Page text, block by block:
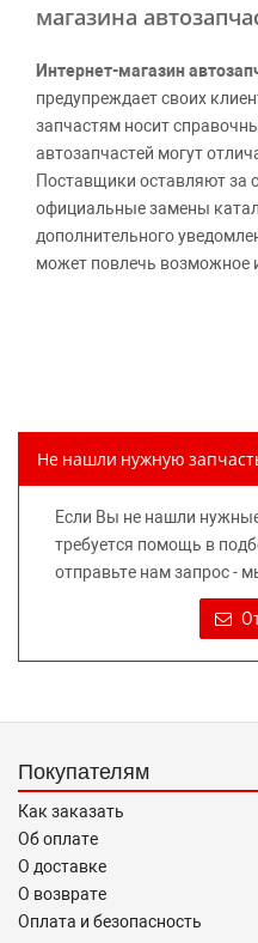
магазина
Интернет-магазин
предупреждает своих
запчастям носит
автозапчастей могут
Поставщики оставляют за
официальные замены
дополнительного
может повлечь возможное
предлагаемых к продаже
правообладателей
Требование
достоверную информацию
продаже, обеспечивающую
выбора возложено на
«О защите прав
Не нашли нужную
Если Вы не нашли
требуется помощь в
отправьте нам запрос -
Покупателям
Как заказать
Об оплате
О доставке
О возврате
Оплата и безопасность